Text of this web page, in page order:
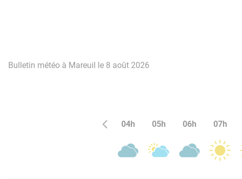
Bulletin météo à Mareuil le 8 août 2026
04h 05h 06h 07h